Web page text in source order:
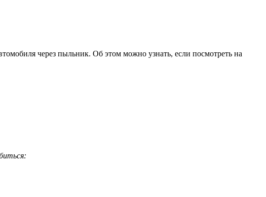
через пыльник. Об этом можно узнать, если посмотреть на